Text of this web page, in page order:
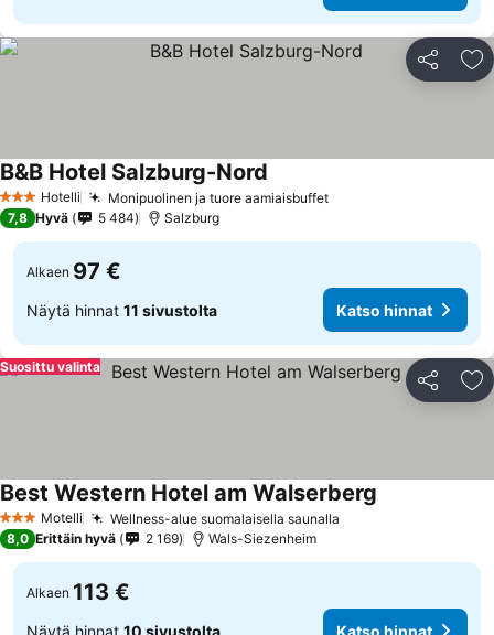
Jaa
3 Tähtiluokitus
Hotelli Monipuolinen ja tuore aamiaisbuffet
B&B Hotel Salzburg-Nord
7,8 Hyvä 5 484 Salzburg
Alkaen 97 €
Näytä hinnat 11 sivustolta Katso hinnat
Jaa
Suosittu valinta
3 Tähtiluokitus
Motelli Wellness-alue suomalaisella saunalla
Best Western Hotel am Walserberg
8,0 Erittäin hyvä 2 169 Wals-Siezenheim
Alkaen 113 €
Näytä hinnat 10 sivustolta Katso hinnat